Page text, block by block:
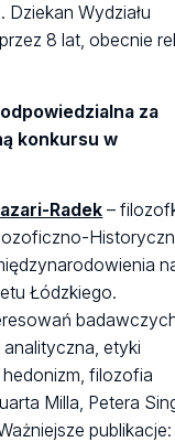
Wydziału
8 lat, obecnie
za
konkursu w
Radek –
Łódzkiego.
etyki
filozofia
Milla, Petera
publikacje: